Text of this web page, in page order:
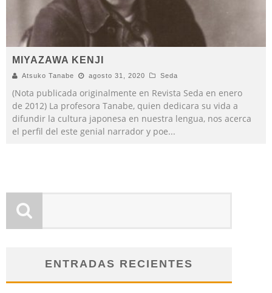
MIYAZAWA KENJI
Atsuko Tanabe agosto 31, 2020 Seda
(Nota publicada originalmente en Revista Seda en enero
de 2012) La profesora Tanabe, quien dedicara su vida a
difundir la cultura japonesa en nuestra lengua, nos acerca
el perfil del este genial narrador y poe...
ENTRADAS RECIENTES